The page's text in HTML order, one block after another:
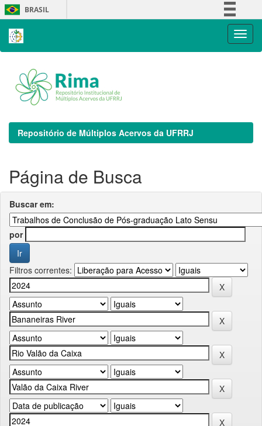
Skip
navigation
BRASIL
Repositório de Múltiplos Acervos da UFRRJ
Página de Busca
Buscar em:
por
Filtros correntes: